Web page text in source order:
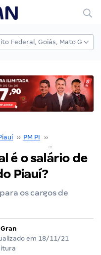
›› PM PI ››
é o salário de
Piauí?
os cargos de
em 18/11/21